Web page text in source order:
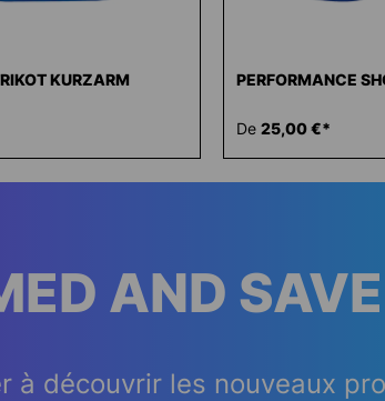
KURZARM PERFORMANCE
De 25,00 €*
AND
à découvrir les nouveaux